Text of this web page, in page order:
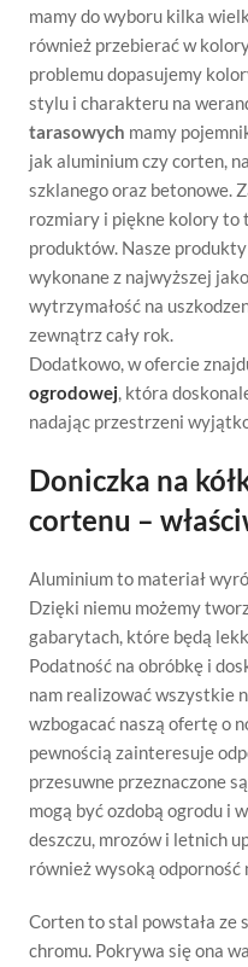
mamy do wyboru kilka
również przebierać w
problemu dopasujemy
stylu i charakteru na
tarasowych mamy
jak aluminium czy corten,
szklanego oraz betonowe.
rozmiary i piękne kolory
produktów. Nasze
wykonane z najwyższej
wytrzymałość na
zewnątrz cały rok.
Dodatkowo, w ofercie
ogrodowej, która
nadając przestrzeni
Doniczka na
cortenu –
Aluminium to materiał
Dzięki niemu możemy
gabarytach, które będą
Podatność na obróbkę i
nam realizować wszystkie
wzbogacać naszą ofertę o
pewnością zainteresuje
przesuwne przeznaczone
mogą być ozdobą ogrodu i
deszczu, mrozów i letnich
również wysoką odporność
Corten to stal powstała ze
chromu. Pokrywa się ona